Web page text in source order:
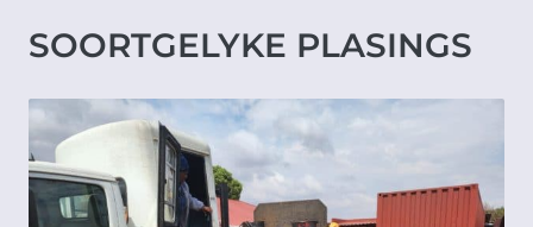
SOORTGELYKE PLASINGS